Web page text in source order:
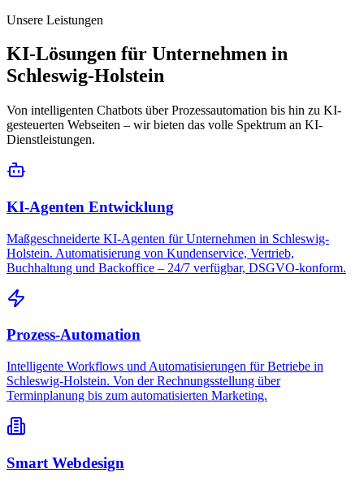
Unsere Leistungen
KI-Lösungen für Unternehmen in
Schleswig-Holstein
Von intelligenten Chatbots über Prozessautomation bis hin zu KI-
gesteuerten Webseiten – wir bieten das volle Spektrum an KI-
Dienstleistungen.
KI-Agenten Entwicklung
Maßgeschneiderte KI-Agenten für Unternehmen in Schleswig-
Holstein. Automatisierung von Kundenservice, Vertrieb,
Buchhaltung und Backoffice – 24/7 verfügbar, DSGVO-konform.
Prozess-Automation
Intelligente Workflows und Automatisierungen für Betriebe in
Schleswig-Holstein. Von der Rechnungsstellung über
Terminplanung bis zum automatisierten Marketing.
Smart Webdesign